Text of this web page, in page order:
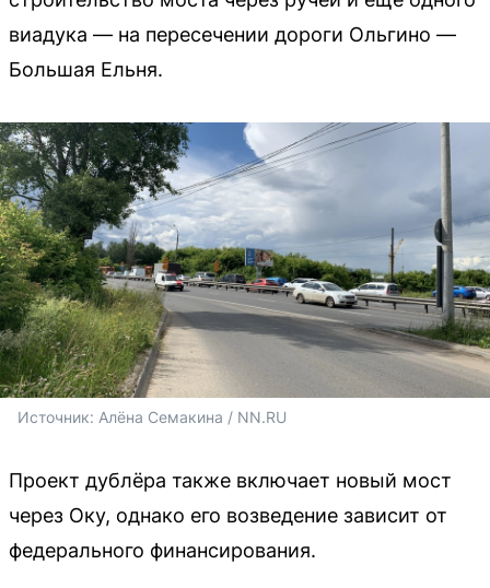
виадука — на пересечении дороги Ольгино —
Большая Ельня.
Источник: Алёна Семакина / NN.RU
Проект дублёра также включает новый мост
через Оку, однако его возведение зависит от
федерального финансирования.